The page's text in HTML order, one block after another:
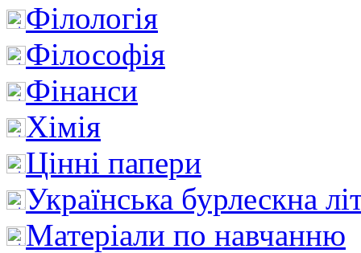
Філологія
Філософія
Фінанси
Хімія
Цінні папери
Українська бурлескна
Матеріали по навчанню